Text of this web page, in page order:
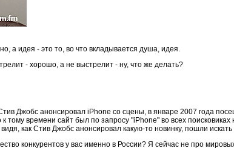
а идея - это то, во что вкладывается душа, идея.
- хорошо, а не выстрелит - ну, что же делать?
Джобс анонсировал iPhone со сцены, в январе 2007 года
тому времени сайт был по запросу "iPhone" во всех
видя, как Стив Джобс анонсировал какую-то новинку, пошли
конкурентов у вас именно в России? Я сейчас не про